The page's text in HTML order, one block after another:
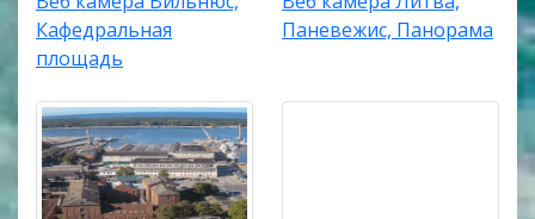
Кафедральная
площадь
Паневежис, Панорама